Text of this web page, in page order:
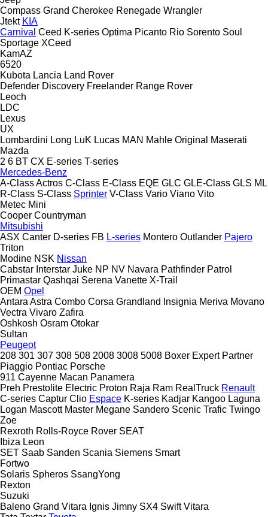
Compass Grand Cherokee Renegade Wrangler
Jtekt KIA
Carnival Ceed K-series Optima Picanto Rio Sorento Soul
Sportage XCeed
KamAZ
6520
Kubota Lancia Land Rover
Defender Discovery Freelander Range Rover
Leoch
LDC
Lexus
UX
Lombardini Long LuK Lucas MAN Mahle Original
Maserati
Mazda
2 6 BT CX E-series T-series
Mercedes-Benz
A-ClassActros C-Class E-Class EQE GLC GLE-Class GLS ML
R-Class S-Class Sprinter V-Class Vario Viano Vito
Metec Mini
Cooper Countryman
Mitsubishi
ASX Canter D-series FB L-series Montero Outlander Pajero
Triton
Modine NSK Nissan
Cabstar Interstar Juke NP NV Navara Pathfinder Patrol
Primastar Qashqai Serena Vanette X-Trail
OEM Opel
Antara Astra Combo Corsa Grandland Insignia Meriva Movano
Vectra Vivaro Zafira
Oshkosh Osram Otokar
Sultan
Peugeot
208 301 307 308 508 2008 3008 5008 Boxer Expert Partner
Piaggio Pontiac Porsche
911 Cayenne Macan Panamera
Preh Prestolite Electric Proton Raja Ram RealTruck Renault
C-series Captur Clio Espace K-series Kadjar Kangoo Laguna
Logan Mascott Master Megane Sandero Scenic Trafic Twingo
Zoe
Rexroth Rolls-Royce Rover SEAT
Ibiza Leon
SET Saab Sanden Scania Siemens Smart
Fortwo
Solaris Spheros SsangYong
Rexton
Suzuki
Baleno Grand Vitara Ignis Jimny SX4 Swift Vitara